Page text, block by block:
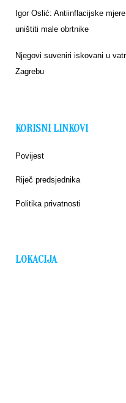
Igor Oslić: Antiinflacijske
uništiti male obrtnike
Njegovi suveniri iskovani u
Zagrebu
KORISNI LINKOVI
Povijest
Riječ predsjednika
Politika privatnosti
LOKACIJA